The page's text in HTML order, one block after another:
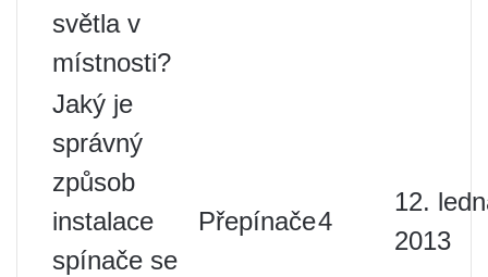
světla v
místnosti?
Jaký je
správný
způsob
instalace
spínače se
Přepínače4
12.
2013